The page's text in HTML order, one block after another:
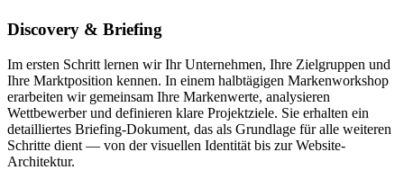
Discovery & Briefing
Im ersten Schritt lernen wir Ihr Unternehmen, Ihre Zielgruppen und
Ihre Marktposition kennen. In einem halbtägigen Markenworkshop
erarbeiten wir gemeinsam Ihre Markenwerte, analysieren
Wettbewerber und definieren klare Projektziele. Sie erhalten ein
detailliertes Briefing-Dokument, das als Grundlage für alle weiteren
Schritte dient — von der visuellen Identität bis zur Website-
Architektur.